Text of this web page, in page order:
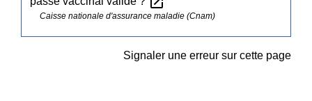
Caisse nationale d'assurance maladie (Cnam)
Signaler une erreur sur cette page